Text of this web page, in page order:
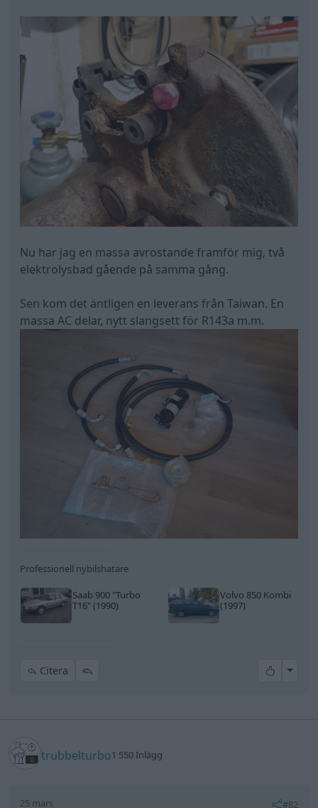
Nu har jag en massa avrostande framför mig, två
elektrolysbad gående på samma gång.
Sen kom det äntligen en leverans från Taiwan. En
massa AC delar, nytt slangsett för R143a m.m.
Professionell nybilshatare
Saab 900 "Turbo
T16"(1990)
Volvo 850 Kombi
(1997)
Citera All
trubbelturbo1 550 Inlägg
25 mars #82